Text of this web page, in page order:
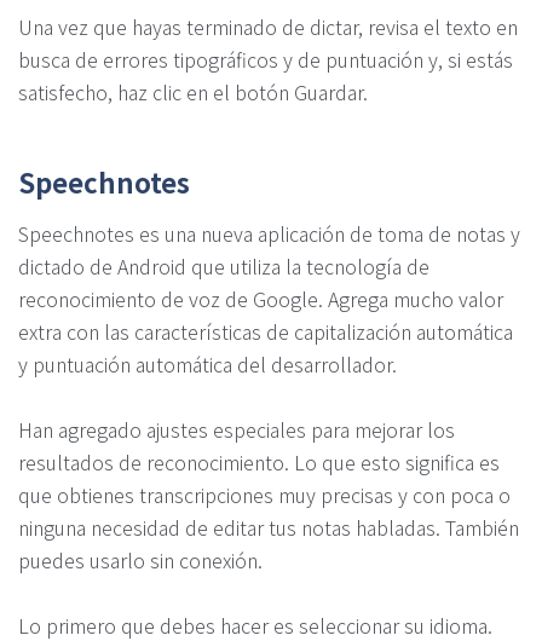
Una vez que hayas terminado de dictar, revisa el texto en
busca de errores tipográficos y de puntuación y, si estás
satisfecho, haz clic en el botón Guardar.
Speechnotes
Speechnotes es una nueva aplicación de toma de notas y
dictado de Android que utiliza la tecnología de
reconocimiento de voz de Google. Agrega mucho valor
extra con las características de capitalización automática
y puntuación automática del desarrollador.
Han agregado ajustes especiales para mejorar los
resultados de reconocimiento. Lo que esto significa es
que obtienes transcripciones muy precisas y con poca o
ninguna necesidad de editar tus notas habladas. También
puedes usarlo sin conexión.
Lo primero que debes hacer es seleccionar su idioma.